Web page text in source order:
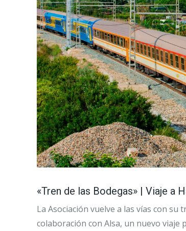
«Tren de las Bodegas» | Viaje a
La Asociación vuelve a las vías con
colaboración con Alsa, un nuevo viaje